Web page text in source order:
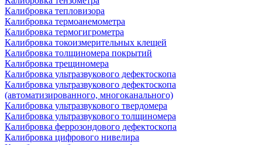
Калибровка тепловизора
Калибровка термоанемометра
Калибровка термогигрометра
Калибровка токоизмерительных клещей
Калибровка толщиномера покрытий
Калибровка трещиномера
Калибровка ультразвукового дефектоскопа
Калибровка ультразвукового дефектоскопа
(автоматизированного, многоканального)
Калибровка ультразвукового твердомера
Калибровка ультразвукового толщиномера
Калибровка феррозондового дефектоскопа
Калибровка цифрового нивелира